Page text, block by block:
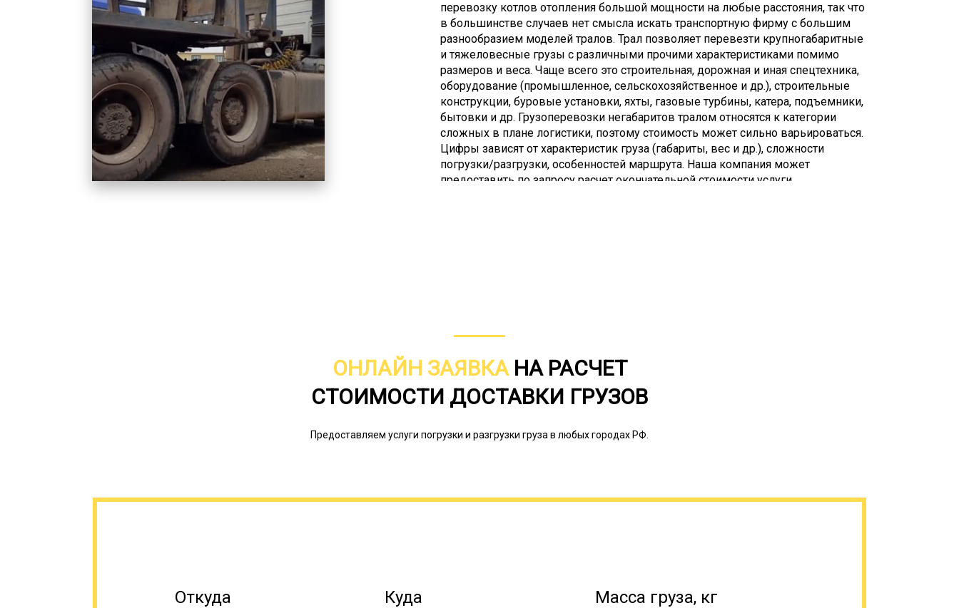
перевозку котлов отопления большой мощности на любые расстояния, так что
в большинстве случаев нет смысла искать транспортную фирму с большим
разнообразием моделей тралов. Трал позволяет перевезти крупногабаритные
и тяжеловесные грузы с различными прочими характеристиками помимо
размеров и веса. Чаще всего это строительная, дорожная и иная спецтехника,
оборудование (промышленное, сельскохозяйственное и др.), строительные
конструкции, буровые установки, яхты, газовые турбины, катера, подъемники,
бытовки и др. Грузоперевозки негабаритов тралом относятся к категории
сложных в плане логистики, поэтому стоимость может сильно варьироваться.
Цифры зависят от характеристик груза (габариты, вес и др.), сложности
погрузки/разгрузки, особенностей маршрута. Наша компания может
предоставить по запросу расчет окончательной стоимости услуги.
ОНЛАЙН ЗАЯВКАНА РАСЧЕТ
СТОИМОСТИ ДОСТАВКИ ГРУЗОВ
Предоставляем услуги погрузки и разгрузки груза в любых городах РФ.
Откуда Куда Масса груза, кг